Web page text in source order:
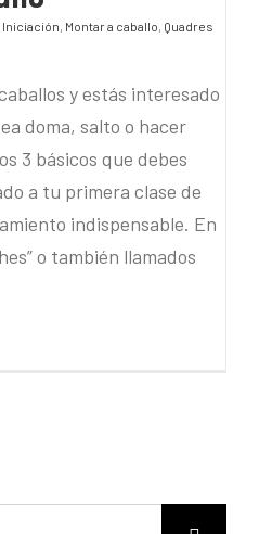
Iniciación, Montar a caballo, Quadres
y estás interesado
doma, salto o hacer
3 básicos que debes
a tu primera clase de
indispensable. En
o también llamados